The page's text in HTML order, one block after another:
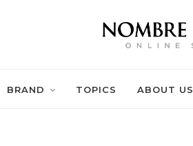
BRAND TOPICS ABOUT US